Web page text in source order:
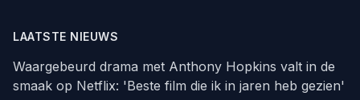
LAATSTE NIEUWS
Waargebeurd drama met Anthony Hopkins valt in de
smaak op Netflix: 'Beste film die ik in jaren heb gezien'